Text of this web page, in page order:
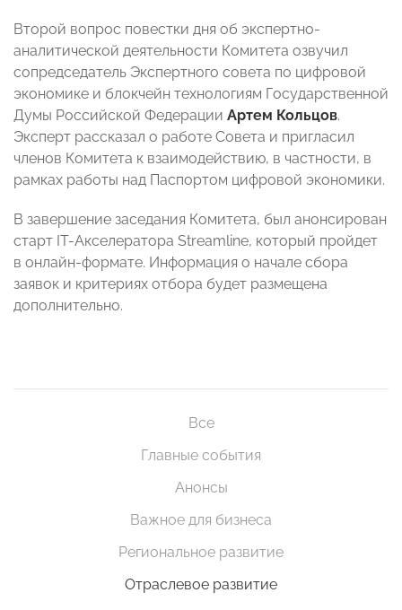
Второй вопрос повестки дня об экспертно-
аналитической деятельности Комитета озвучил
сопредседатель Экспертного совета по цифровой
экономике и блокчейн технологиям Государственной
Думы Российской Федерации Артем Кольцов.
Эксперт рассказал о работе Совета и пригласил
членов Комитета к взаимодействию, в частности, в
рамках работы над Паспортом цифровой экономики.
В завершение заседания Комитета, был анонсирован
старт IT-Акселератора Streamline, который пройдет
в онлайн-формате. Информация о начале сбора
заявок и критериях отбора будет размещена
дополнительно.
Все
Главные события
Анонсы
Важное для бизнеса
Региональное развитие
Отраслевое развитие